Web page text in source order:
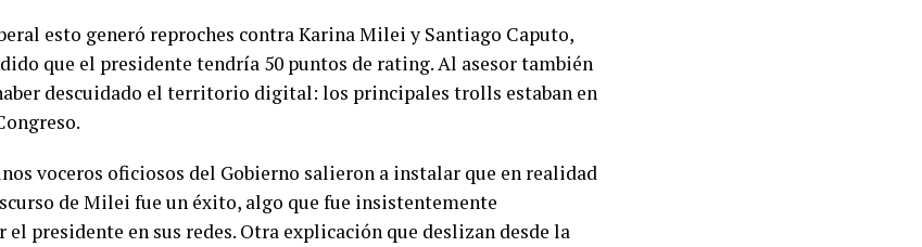
esto generó reproches contra Karina Milei y Santiago Caputo,
que el presidente tendría 50 puntos de rating. Al asesor también
descuidado el territorio digital: los principales trolls estaban en
voceros oficiosos del Gobierno salieron a instalar que en realidad
de Milei fue un éxito, algo que fue insistentemente
presidente en sus redes. Otra explicación que deslizan desde la